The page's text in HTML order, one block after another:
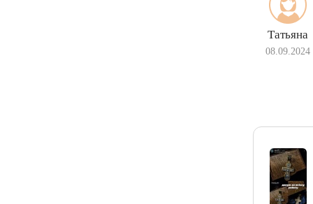
Татьяна
08.09.2024